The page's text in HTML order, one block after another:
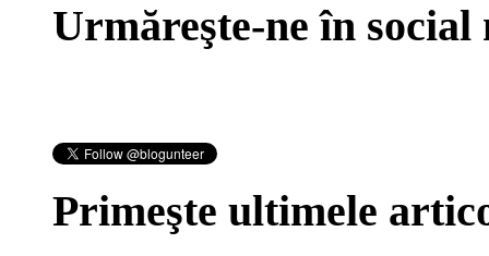
Urmăreşte-ne în social
Primeşte ultimele